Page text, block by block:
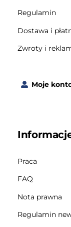
Regulamin
Dostawa i
Zwroty i
Moje
Praca
FAQ
Nota prawna
Regulamin